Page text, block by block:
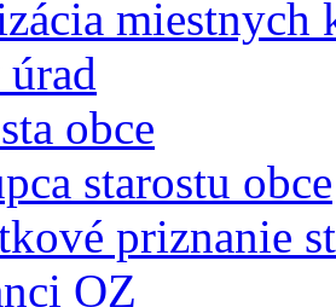
obce
starostu obce
priznanie
OZ